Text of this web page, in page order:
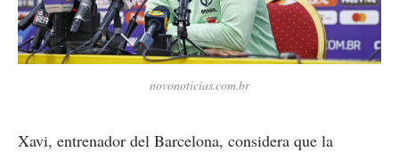
novonoticias.com.br
Xavi, entrenador del Barcelona, considera que la